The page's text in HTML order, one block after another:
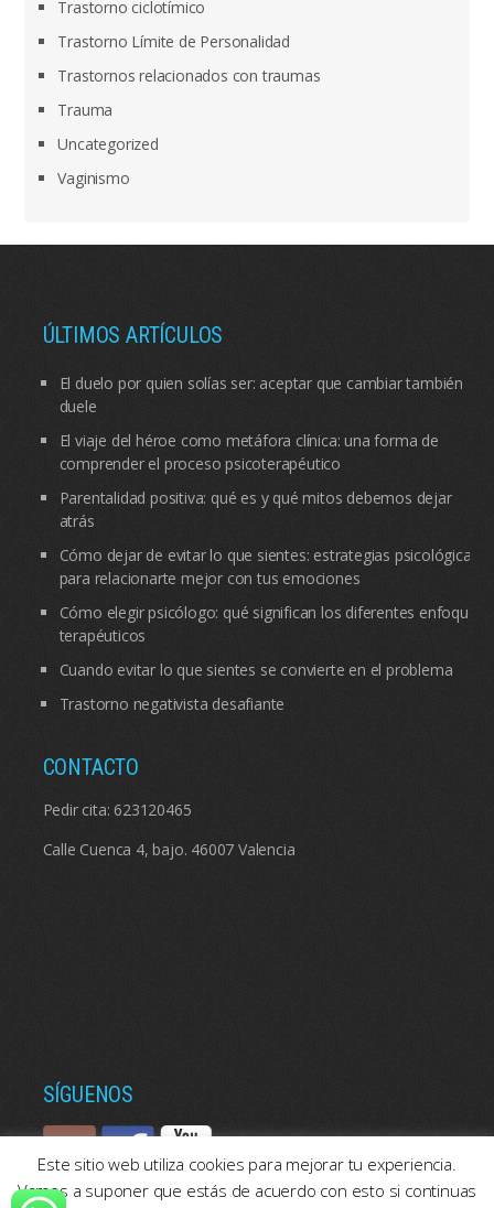
Trastorno ciclotímico
Trastorno Límite de Personalidad
Trastornos relacionados con traumas
Trauma
Uncategorized
Vaginismo
ÚLTIMOS ARTÍCULOS
El duelo por quien solías ser: aceptar que cambiar también
duele
El viaje del héroe como metáfora clínica: una forma de
comprender el proceso psicoterapéutico
Parentalidad positiva: qué es y qué mitos debemos dejar
atrás
Cómo dejar de evitar lo que sientes: estrategias psicológicas
para relacionarte mejor con tus emociones
Cómo elegir psicólogo: qué significan los diferentes enfoques
terapéuticos
Cuando evitar lo que sientes se convierte en el problema
Trastorno negativista desafiante
CONTACTO
Pedir cita: 623120465
Calle Cuenca 4, bajo. 46007 Valencia
SÍGUENOS
Este sitio web utiliza cookies para mejorar tu experiencia.
Vamos a suponer que estás de acuerdo con esto si continuas